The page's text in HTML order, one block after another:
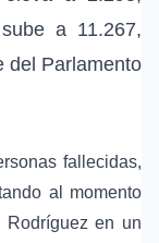
a 11.267,
del Parlamento
fallecidas,
al momento
Rodríguez en un